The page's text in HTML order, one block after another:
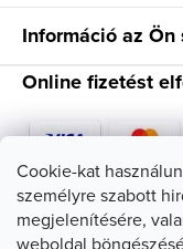
Cookie-kat
személyre szabott
megjelenítésére,
weboldal
Információ az Ön
Online fizetést
Kövessen minket